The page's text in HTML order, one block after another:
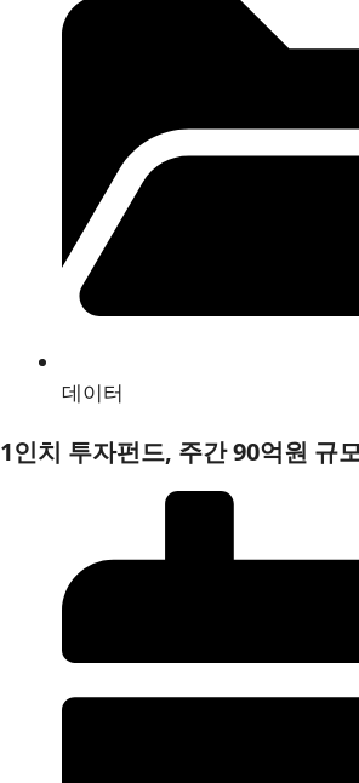
데이터
1인치 투자펀드, 주간 90억원 규